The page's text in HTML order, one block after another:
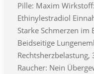
Pille: Maxim
Ethinylestradiol
Starke Schmerzen
Beidseitige
Rechtsherzbelastung,
Raucher: Nein